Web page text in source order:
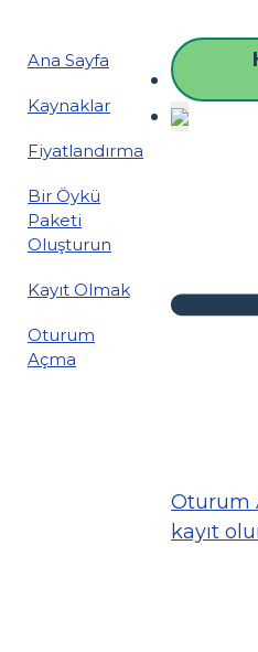
Ana Sayfa
Kaynaklar
Fiyatlandırma
Bir Öykü
Paketi
Oluşturun
Kayıt Olmak
Oturum
Açma
Oturum
kayıt